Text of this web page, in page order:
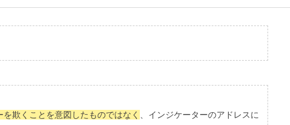
を欺くことを意図したものではなく 、インジケーターのアドレスに